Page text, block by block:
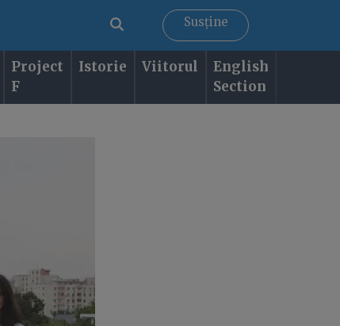
Susține
Project
F
Istorie Viitorul
English
Section